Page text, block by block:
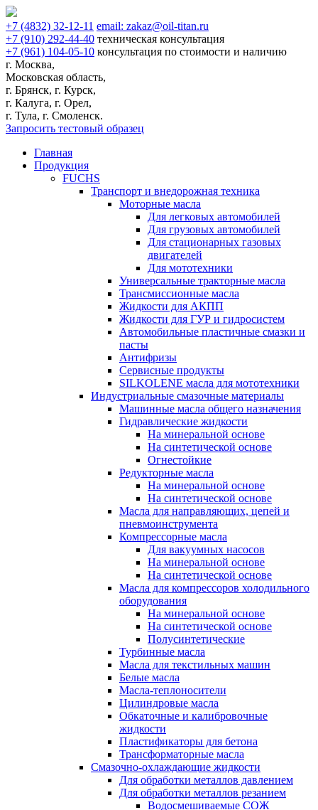
+7 (4832) 32-12-11 email: zakaz@oil-titan.ru
+7 (910) 292-44-40 техническая консультация
+7 (961) 104-05-10 консультация по стоимости и наличию
г. Москва,
Московская область,
г. Брянск, г. Курск,
г. Калуга, г. Орел,
г. Тула, г. Смоленск.
Запросить тестовый образец
Главная
Продукция
FUCHS
Транспорт и внедорожная техника
Моторные масла
Для легковых автомобилей
Для грузовых автомобилей
Для стационарных газовых
двигателей
Для мототехники
Универсальные тракторные масла
Трансмиссионные масла
Жидкости для АКПП
Жидкости для ГУР и гидросистем
Автомобильные пластичные смазки и
пасты
Антифризы
Сервисные продукты
SILKOLENE масла для мототехники
Индустриальные смазочные материалы
Машинные масла общего назначения
Гидравлические жидкости
На минеральной основе
На синтетической основе
Огнестойкие
Редукторные масла
На минеральной основе
На синтетической основе
Масла для направляющих, цепей и
пневмоинструмента
Компрессорные масла
Для вакуумных насосов
На минеральной основе
На синтетической основе
Масла для компрессоров холодильного
оборудования
На минеральной основе
На синтетической основе
Полусинтетические
Турбинные масла
Масла для текстильных машин
Белые масла
Масла-теплоносители
Цилиндровые масла
Обкаточные и калибровочные
жидкости
Пластификаторы для бетона
Трансформаторные масла
Смазочно-охлаждающие жидкости
Для обработки металлов давлением
Для обработки металлов резанием
Водосмешиваемые СОЖ